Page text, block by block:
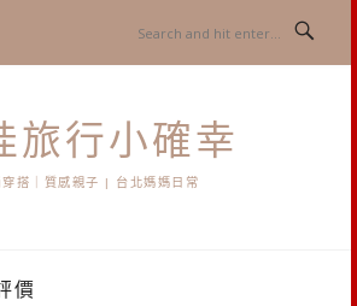
旅行小確幸
穿搭｜質感親子 | 台北媽媽日常
價